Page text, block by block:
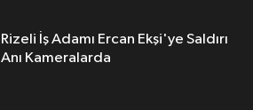
Rizeli İş Adamı Ercan Ekşi'ye Saldırı
Anı Kameralarda